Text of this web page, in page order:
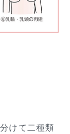
けて二種類